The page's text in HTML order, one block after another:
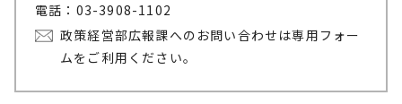
電話：03-3908-1102
政策経営部広報課へのお問い合わせは専用フォー
ムをご利用ください。